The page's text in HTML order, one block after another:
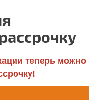
теперь можно